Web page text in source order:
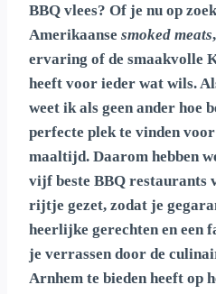
BBQ vlees? Of je nu op
Amerikaanse smoked meats
ervaring of de smaakvolle
heeft voor ieder wat wils.
weet ik als geen ander hoe
perfecte plek te vinden
maaltijd. Daarom hebben
vijf beste BBQ restaurants
rijtje gezet, zodat je
heerlijke gerechten en een
je verrassen door de
Arnhem te bieden heeft op